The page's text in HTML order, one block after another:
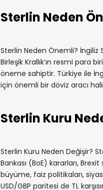
Sterlin Neden
Sterlin Neden Önemli? İngiliz
Birleşik Krallık’ın resmi para
öneme sahiptir. Türkiye ile
için önemli bir döviz aracı
Sterlin Kuru
Sterlin Kuru Neden Değişir?
Bankası (BoE) kararları,
büyüme, faiz politikaları,
USD/GBP paritesi de TL